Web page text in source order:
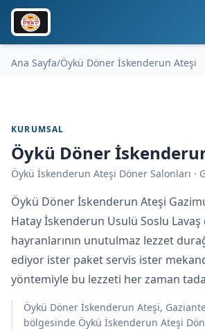
Ana Sayfa/Öykü Döner İskenderun Ateşi
KURUMSAL
Öykü Döner
Öykü İskenderun Ateşi Döner Salonları ·
Öykü Döner İskenderun Ateşi
Hatay İskenderun Usulü Soslu
hayranlarının unutulmaz lezzet
ediyor ister paket servis ister
yöntemiyle bu lezzeti her zaman
Öykü Döner İskenderun Ateşi,
bölgesinde Öykü İskenderun Ateşi